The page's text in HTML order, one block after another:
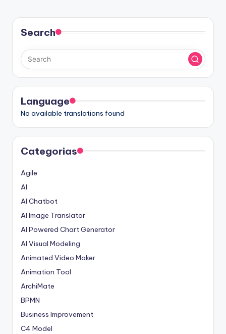
e
A
I
I
n
si
g
h
t
s
&
S
o
f
t
w
a
r
Search
Language
No available translations found
Categorias
Agile
AI
AI Chatbot
AI Image Translator
AI Powered Chart Generator
AI Visual Modeling
Animated Video Maker
Animation Tool
ArchiMate
BPMN
Business Improvement
C4 Model